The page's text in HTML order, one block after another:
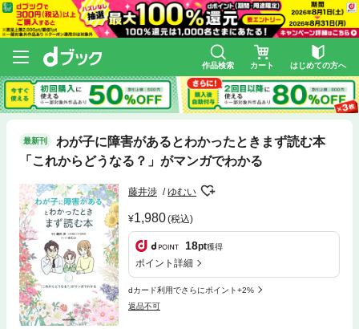
作品検索 カート はじめての方へ
最新刊
わが子に障害があるとわかったときまず読む本
「これからどうなる？」がマンガでわかる
藤井渉 ゆむい
1,980(税込)
18pt獲得
ポイント詳細
dカード利用でさらにポイント+2%
返品不可